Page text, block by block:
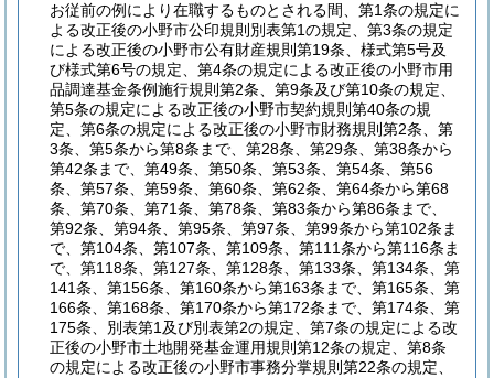
お従前の例により在職するものとされる間、第1条の規定に
よる改正後の小野市公印規則別表第1の規定、第3条の規定
による改正後の小野市公有財産規則第19条、様式第5号及
び様式第6号の規定、第4条の規定による改正後の小野市用
品調達基金条例施行規則第2条、第9条及び第10条の規定、
第5条の規定による改正後の小野市契約規則第40条の規
定、第6条の規定による改正後の小野市財務規則第2条、第
3条、第5条から第8条まで、第28条、第29条、第38条から
第42条まで、第49条、第50条、第53条、第54条、第56
条、第57条、第59条、第60条、第62条、第64条から第68
条、第70条、第71条、第78条、第83条から第86条まで、
第92条、第94条、第95条、第97条、第99条から第102条ま
で、第104条、第107条、第109条、第111条から第116条ま
で、第118条、第127条、第128条、第133条、第134条、第
141条、第156条、第160条から第163条まで、第165条、第
166条、第168条、第170条から第172条まで、第174条、第
175条、別表第1及び別表第2の規定、第7条の規定による改
正後の小野市土地開発基金運用規則第12条の規定、第8条
の規定による改正後の小野市事務分掌規則第22条の規定、